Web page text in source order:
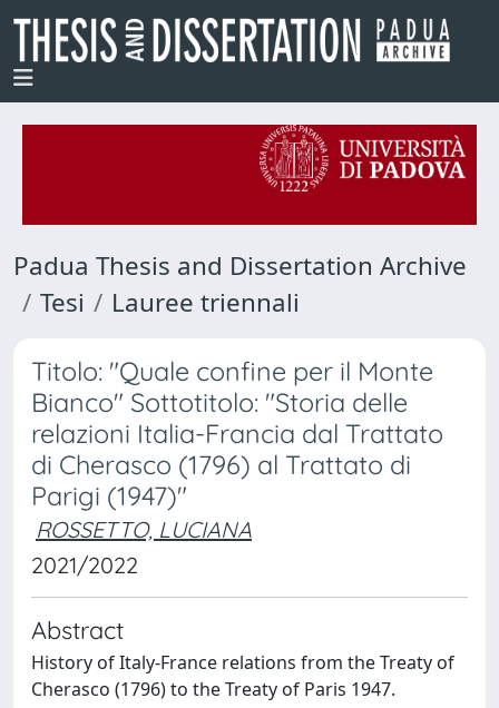
Padua Thesis and Dissertation Archive
Tesi
Lauree triennali
Titolo: "Quale confine per il Monte
Bianco" Sottotitolo: "Storia delle
relazioni Italia-Francia dal Trattato
di Cherasco (1796) al Trattato di
Parigi (1947)"
ROSSETTO, LUCIANA
2021/2022
Abstract
History of Italy-France relations from the Treaty of
Cherasco (1796) to the Treaty of Paris 1947.